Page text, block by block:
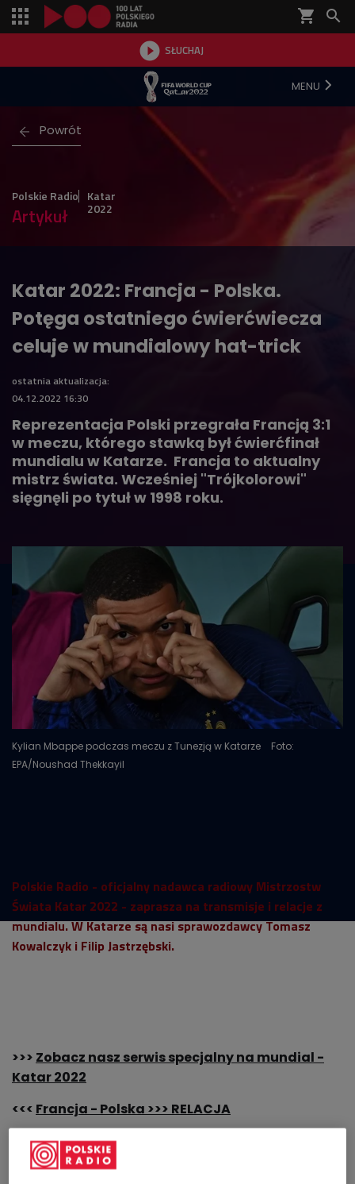
shopping_cart 
 SŁUCHAJ

MENU
Powrót
Polskie Radio Katar
2022
Artykuł
Katar 2022: Francja - Polska.
Potęga ostatniego ćwierćwiecza
celuje w mundialowy hat-trick
ostatnia aktualizacja:
04.12.2022 16:30
Reprezentacja Polski przegrała Francją 3:1
w meczu, którego stawką był ćwierćfinał
mundialu w Katarze. Francja to aktualny
mistrz świata. Wcześniej "Trójkolorowi"
sięgnęli po tytuł w 1998 roku.
Kylian Mbappe podczas meczu z Tunezją w Katarze
Foto:
EPA/Noushad Thekkayil
Polskie Radio - oficjalny nadawca radiowy Mistrzostw
Świata Katar 2022 - zaprasza na transmisje i relacje z
mundialu. W Katarze są nasi sprawozdawcy Tomasz
Kowalczyk i Filip Jastrzębski.
>>> Zobacz nasz serwis specjalny na mundial -
Katar 2022
<<< Francja - Polska >>> RELACJA
Długo osiągnięcia polskich i francuskich piłkarzy w
mistrzostwach świata były zbliżone. Jednak ostatnie